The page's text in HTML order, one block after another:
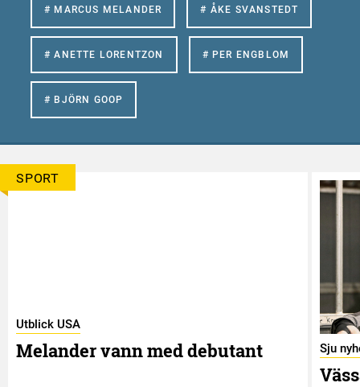
# MARCUS MELANDER # ÅKE SVANSTEDT
# ANETTE LORENTZON # PER ENGBLOM
# BJÖRN GOOP
SPORT
Utblick USA
Melander vann med debutant Sju